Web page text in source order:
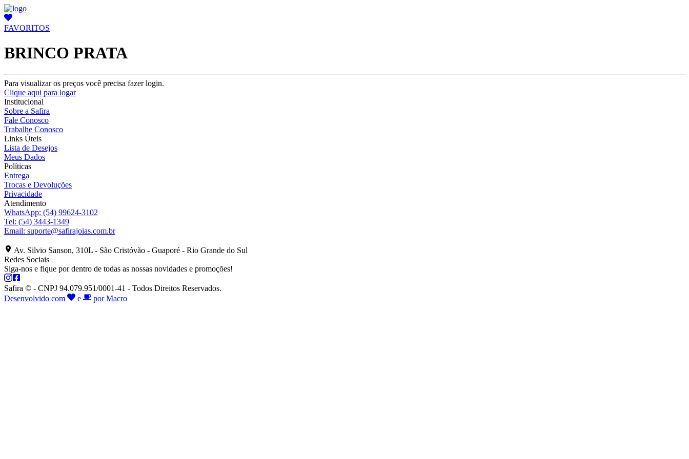
FAVORITOS
BRINCO PRATA
Para visualizar os preços você precisa fazer login.
Clique aqui para logar
Institucional
Sobre a Safira
Fale Conosco
Trabalhe Conosco
Links Úteis
Lista de Desejos
Meus Dados
Políticas
Entrega
Trocas e Devoluções
Privacidade
Atendimento
WhatsApp: (54) 99624-3102
Tel: (54) 3443-1349
Email: suporte@safirajoias.com.br
Av. Silvio Sanson, 310L - São Cristóvão - Guaporé - Rio Grande do Sul
Redes Sociais
Siga-nos e fique por dentro de todas as nossas novidades e promoções!
Safira © - CNPJ 94.079.951/0001-41 - Todos Direitos Reservados.
Desenvolvido com
e por Macro